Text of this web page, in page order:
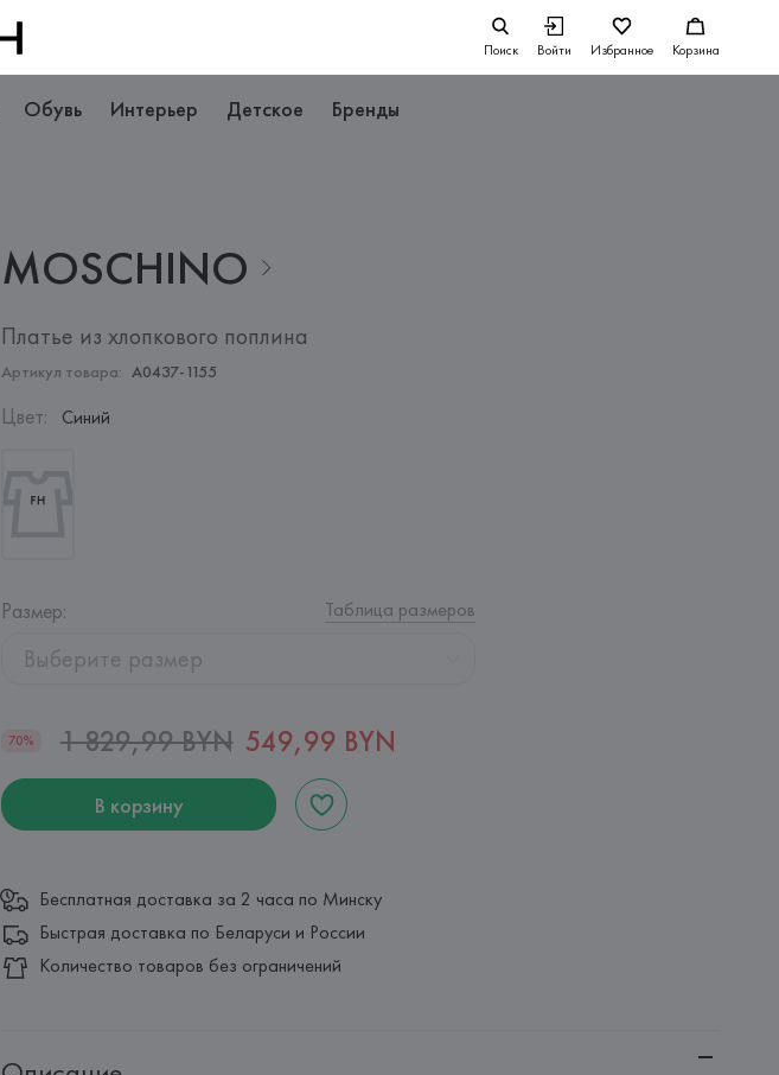
Поиск Войти Избранное Корзина
Обувь Интерьер Детское Бренды
MOSCHINO
Платье из хлопкового поплина
Артикул товара: A0437-1155
Цвет: Синий
Размер: Таблица размеров
Выберите размер
70% 1 829,99 BYN 549,99 BYN
В корзину
Бесплатная доставка за 2 часа по Минску
Быстрая доставка по Беларуси и России
Количество товаров без ограничений